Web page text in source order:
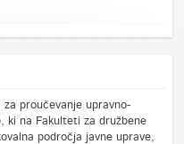
proučevanje upravno-
ki na Fakulteti za družbene
področja javne uprave,